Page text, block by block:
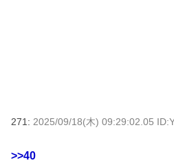
271: 2025/09/18(木) 09:29:02.05
>>40